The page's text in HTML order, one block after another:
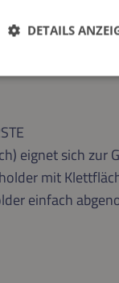
eignet sich zur
mit
einfach
DETAILS